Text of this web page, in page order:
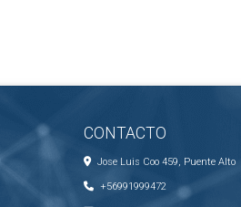
CONTACTO
Jose Luis Coo 459, Puente Alto
+56991999472